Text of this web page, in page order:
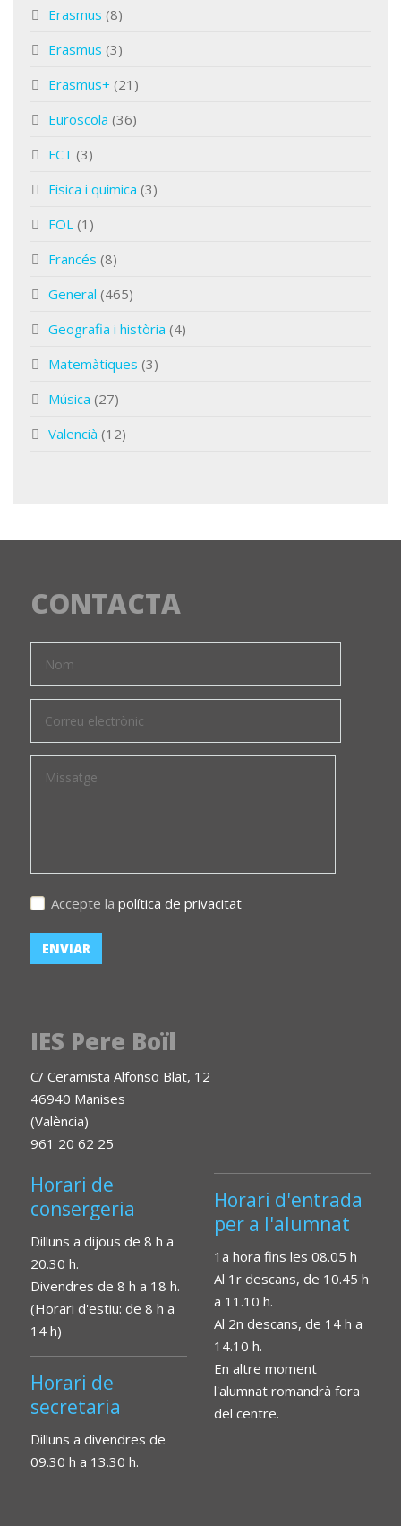
Erasmus (8)
Erasmus (3)
Erasmus+ (21)
Euroscola (36)
FCT (3)
Física i química (3)
FOL (1)
Francés (8)
General (465)
Geografia i història (4)
Matemàtiques (3)
Música (27)
Valencià (12)
CONTACTA
Accepte la política de privacitat
IES Pere Boïl
C/ Ceramista Alfonso Blat, 12
46940 Manises
(València)
961 20 62 25
Horari de
consergeria
Dilluns a dijous de 8 h a
20.30 h.
Divendres de 8 h a 18 h.
(Horari d'estiu: de 8 h a
14 h)
Horari de
secretaria
Dilluns a divendres de
09.30 h a 13.30 h.
Horari d'entrada
per a l'alumnat
1a hora fins les 08.05 h
Al 1r descans, de 10.45 h
a 11.10 h.
Al 2n descans, de 14 h a
14.10 h.
En altre moment
l'alumnat romandrà fora
del centre.